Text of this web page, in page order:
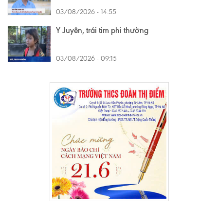
03/08/2026 - 14:55
Y Juyên, trái tim phi thường
03/08/2026 - 09:15